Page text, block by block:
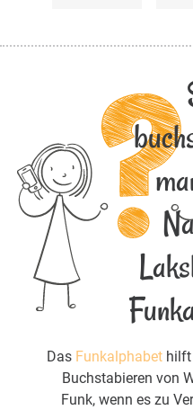
Das Funkalphabet hilft
Buchstabieren von
Funk, wenn es zu